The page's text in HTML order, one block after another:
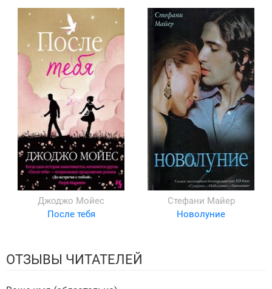
Джоджо Мойес
После тебя
Стефани Майер
Новолуние
ОТЗЫВЫ ЧИТАТЕЛЕЙ